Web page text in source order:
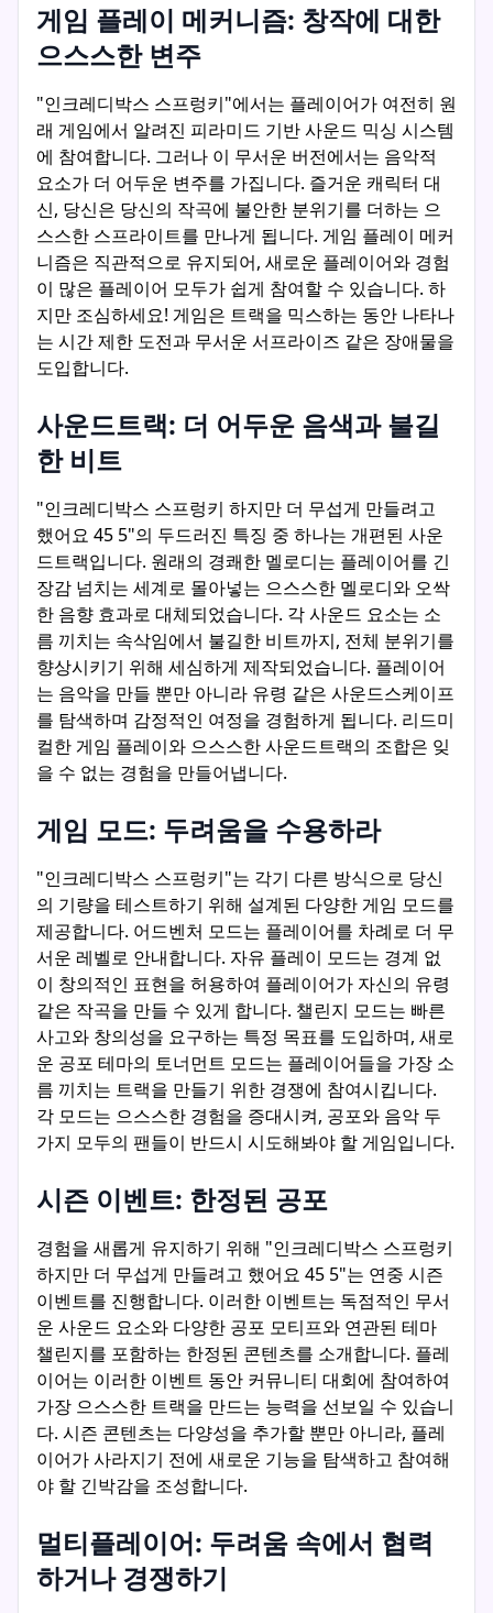
게임 플레이 메커니즘: 창작에 대한
으스스한 변주
"인크레디박스 스프렁키"에서는 플레이어가 여전히 원
래 게임에서 알려진 피라미드 기반 사운드 믹싱 시스템
에 참여합니다. 그러나 이 무서운 버전에서는 음악적
요소가 더 어두운 변주를 가집니다. 즐거운 캐릭터 대
신, 당신은 당신의 작곡에 불안한 분위기를 더하는 으
스스한 스프라이트를 만나게 됩니다. 게임 플레이 메커
니즘은 직관적으로 유지되어, 새로운 플레이어와 경험
이 많은 플레이어 모두가 쉽게 참여할 수 있습니다. 하
지만 조심하세요! 게임은 트랙을 믹스하는 동안 나타나
는 시간 제한 도전과 무서운 서프라이즈 같은 장애물을
도입합니다.
사운드트랙: 더 어두운 음색과 불길
한 비트
"인크레디박스 스프렁키 하지만 더 무섭게 만들려고
했어요 45 5"의 두드러진 특징 중 하나는 개편된 사운
드트랙입니다. 원래의 경쾌한 멜로디는 플레이어를 긴
장감 넘치는 세계로 몰아넣는 으스스한 멜로디와 오싹
한 음향 효과로 대체되었습니다. 각 사운드 요소는 소
름 끼치는 속삭임에서 불길한 비트까지, 전체 분위기를
향상시키기 위해 세심하게 제작되었습니다. 플레이어
는 음악을 만들 뿐만 아니라 유령 같은 사운드스케이프
를 탐색하며 감정적인 여정을 경험하게 됩니다. 리드미
컬한 게임 플레이와 으스스한 사운드트랙의 조합은 잊
을 수 없는 경험을 만들어냅니다.
게임 모드: 두려움을 수용하라
"인크레디박스 스프렁키"는 각기 다른 방식으로 당신
의 기량을 테스트하기 위해 설계된 다양한 게임 모드를
제공합니다. 어드벤처 모드는 플레이어를 차례로 더 무
서운 레벨로 안내합니다. 자유 플레이 모드는 경계 없
이 창의적인 표현을 허용하여 플레이어가 자신의 유령
같은 작곡을 만들 수 있게 합니다. 챌린지 모드는 빠른
사고와 창의성을 요구하는 특정 목표를 도입하며, 새로
운 공포 테마의 토너먼트 모드는 플레이어들을 가장 소
름 끼치는 트랙을 만들기 위한 경쟁에 참여시킵니다.
각 모드는 으스스한 경험을 증대시켜, 공포와 음악 두
가지 모두의 팬들이 반드시 시도해봐야 할 게임입니다.
시즌 이벤트: 한정된 공포
경험을 새롭게 유지하기 위해 "인크레디박스 스프렁키
하지만 더 무섭게 만들려고 했어요 45 5"는 연중 시즌
이벤트를 진행합니다. 이러한 이벤트는 독점적인 무서
운 사운드 요소와 다양한 공포 모티프와 연관된 테마
챌린지를 포함하는 한정된 콘텐츠를 소개합니다. 플레
이어는 이러한 이벤트 동안 커뮤니티 대회에 참여하여
가장 으스스한 트랙을 만드는 능력을 선보일 수 있습니
다. 시즌 콘텐츠는 다양성을 추가할 뿐만 아니라, 플레
이어가 사라지기 전에 새로운 기능을 탐색하고 참여해
야 할 긴박감을 조성합니다.
멀티플레이어: 두려움 속에서 협력
하거나 경쟁하기